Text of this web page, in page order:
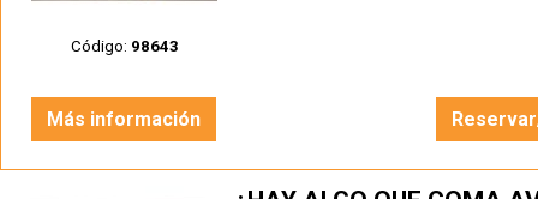
Código: 98643
Más información